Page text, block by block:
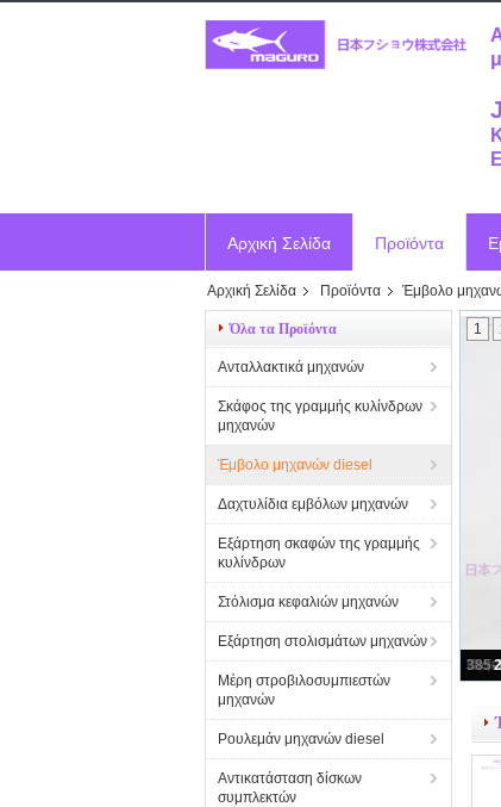
Αρχική Σελίδα Προϊόντα
Ζητήστε ένα απόσπασμα Vr
Αρχική Σελίδα Προϊόντα Έμβολο
Όλα τα Προϊόντα
Ανταλλακτικά μηχανών
Σκάφος της γραμμής κυλίνδρων
μηχανών
Έμβολο μηχανών diesel
Δαχτυλίδια εμβόλων μηχανών
Εξάρτηση σκαφών της γραμμής
κυλίνδρων
Στόλισμα κεφαλιών μηχανών
Εξάρτηση στολισμάτων μηχανών
Μέρη στροβιλοσυμπιεστών
μηχανών
Ρουλεμάν μηχανών diesel
Αντικατάσταση δίσκων
συμπλεκτών
1